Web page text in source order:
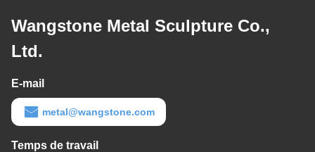
Wangstone Metal Sculpture Co.,
Ltd.
E-mail
metal@wangstone.com
Temps de travail